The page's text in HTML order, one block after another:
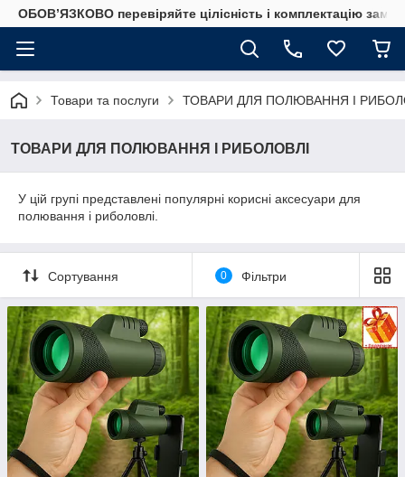
ОБОВ’ЯЗКОВО перевіряйте цілісність і комплектацію
Товари та послуги ТОВАРИ ДЛЯ ПОЛЮВАННЯ І
ТОВАРИ ДЛЯ ПОЛЮВАННЯ І РИБОЛОВЛІ
У цій групі представлені популярні корисні аксесуари для
полювання і риболовлі.
Сортування 0 Фільтри